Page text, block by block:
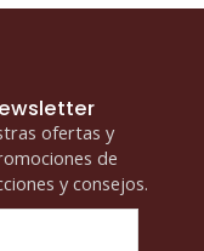
ofertas y
de
y consejos.